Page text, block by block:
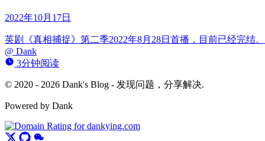
2022年10月17日
英剧《真相捕捉》第二季2022年8月28日首播，目前已经完
@ Dank
3分钟阅读
© 2020 - 2026 Dank's Blog - 发现问题，分享解决.
Powered by Dank